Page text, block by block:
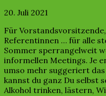
20. Juli 2021
Für
Referentinnen … für alle
Sommer sperrangelweit
informellen Meetings. Je
umso mehr suggeriert
kannst du ganz Du selbst
Alkohol trinken, lästern,